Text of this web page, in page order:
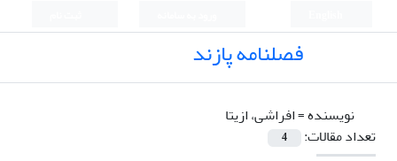
فصلنامه پازند
نویسنده =افراشی، ازیتا
تعداد مقالات:
4